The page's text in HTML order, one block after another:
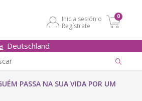
Inicia sesión o
Regístrate
0
Deutschland
PASSA NA SUA VIDA POR UM